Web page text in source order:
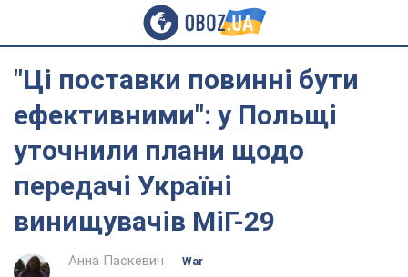
"Ці поставки повинні бути
ефективними": у Польщі
уточнили плани щодо
передачі Україні
винищувачів МіГ-29
Анна Паскевич
War